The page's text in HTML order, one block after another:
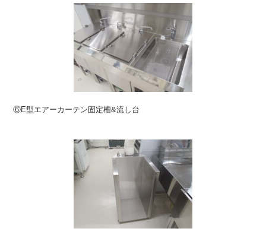
⑥E型エアーカーテン固定槽&流し台